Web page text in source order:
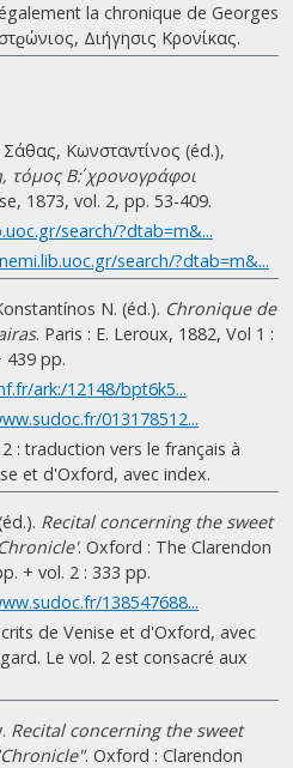
la chronique de Georges
Διήγησις Κρονίκας.
Κωνσταντίνος (éd.),
τόμος Β΄: χρονογράφοι
1873, vol. 2, pp. 53-409.
search/?dtab=m&...
search/?dtab=m&...
N. (éd.). Chronique de
. Paris : E. Leroux, 1882, Vol 1 :
439 pp.
ark:/12148/bpt6k5...
013178512...
: traduction vers le français à
et d'Oxford, avec index.
Recital concerning the sweet
. Oxford : The Clarendon
+ vol. 2 : 333 pp.
138547688...
de Venise et d'Oxford, avec
Le vol. 2 est consacré aux
Recital concerning the sweet
. Oxford : Clarendon